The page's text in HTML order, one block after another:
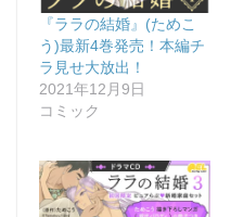
『ララの結婚』(ためこ
う)最新4巻発売！本編チ
ラ見せ大放出！
2021年12月9日
コミック